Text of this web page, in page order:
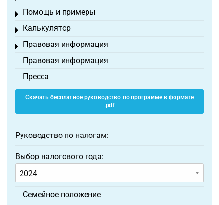
Помощь и примеры
Toggle menu
Калькулятор
Toggle menu
Правовая информация
Toggle menu
Правовая информация
Пресса
Скачать бесплатное руководство по программе в формате
.pdf
Руководство по налогам:
Выбор налогового года:
Семейное положение